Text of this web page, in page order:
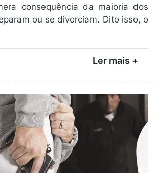
consequência da maioria dos
ou se divorciam. Dito isso, o
Ler mais +